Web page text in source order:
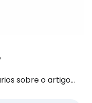
sobre o artigo...